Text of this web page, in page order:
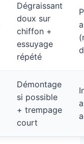
Dégraissant
doux sur
chiffon +
essuyage
répété
Démontage
si possible
+ trempage
court